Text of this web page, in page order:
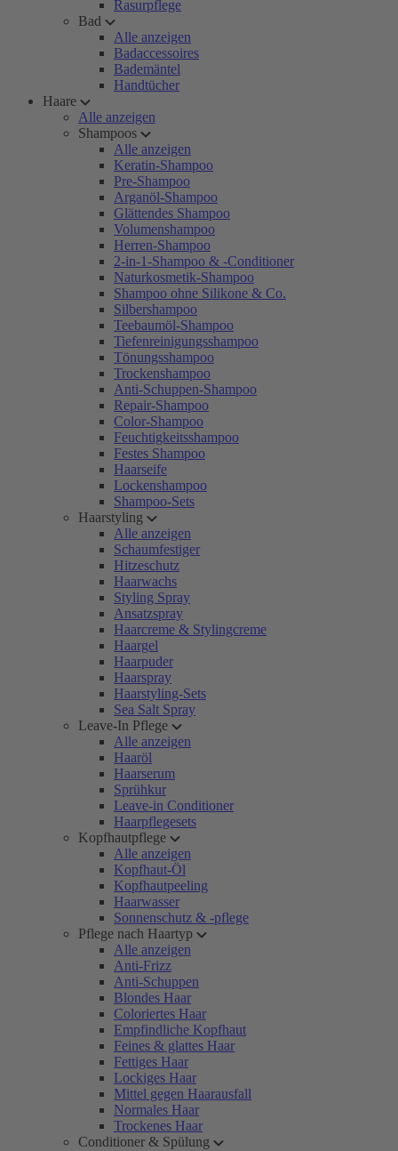
Rasurpflege
Bad
Alle anzeigen
Badaccessoires
Bademäntel
Handtücher
Haare
Alle anzeigen
Shampoos
Alle anzeigen
Keratin-Shampoo
Pre-Shampoo
Arganöl-Shampoo
Glättendes Shampoo
Volumenshampoo
Herren-Shampoo
2-in-1-Shampoo & -Conditioner
Naturkosmetik-Shampoo
Shampoo ohne Silikone & Co.
Silbershampoo
Teebaumöl-Shampoo
Tiefenreinigungsshampoo
Tönungsshampoo
Trockenshampoo
Anti-Schuppen-Shampoo
Repair-Shampoo
Color-Shampoo
Feuchtigkeitsshampoo
Festes Shampoo
Haarseife
Lockenshampoo
Shampoo-Sets
Haarstyling
Alle anzeigen
Schaumfestiger
Hitzeschutz
Haarwachs
Styling Spray
Ansatzspray
Haarcreme & Stylingcreme
Haargel
Haarpuder
Haarspray
Haarstyling-Sets
Sea Salt Spray
Leave-In Pflege
Alle anzeigen
Haaröl
Haarserum
Sprühkur
Leave-in Conditioner
Haarpflegesets
Kopfhautpflege
Alle anzeigen
Kopfhaut-Öl
Kopfhautpeeling
Haarwasser
Sonnenschutz & -pflege
Pflege nach Haartyp
Alle anzeigen
Anti-Frizz
Anti-Schuppen
Blondes Haar
Coloriertes Haar
Empfindliche Kopfhaut
Feines & glattes Haar
Fettiges Haar
Lockiges Haar
Mittel gegen Haarausfall
Normales Haar
Trockenes Haar
Conditioner & Spülung